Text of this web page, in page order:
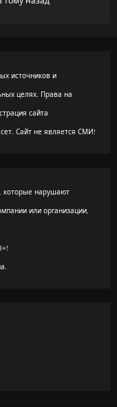
источников и
целях. Права на
сайта
Сайт не является СМИ!
которые нарушают
или организации,